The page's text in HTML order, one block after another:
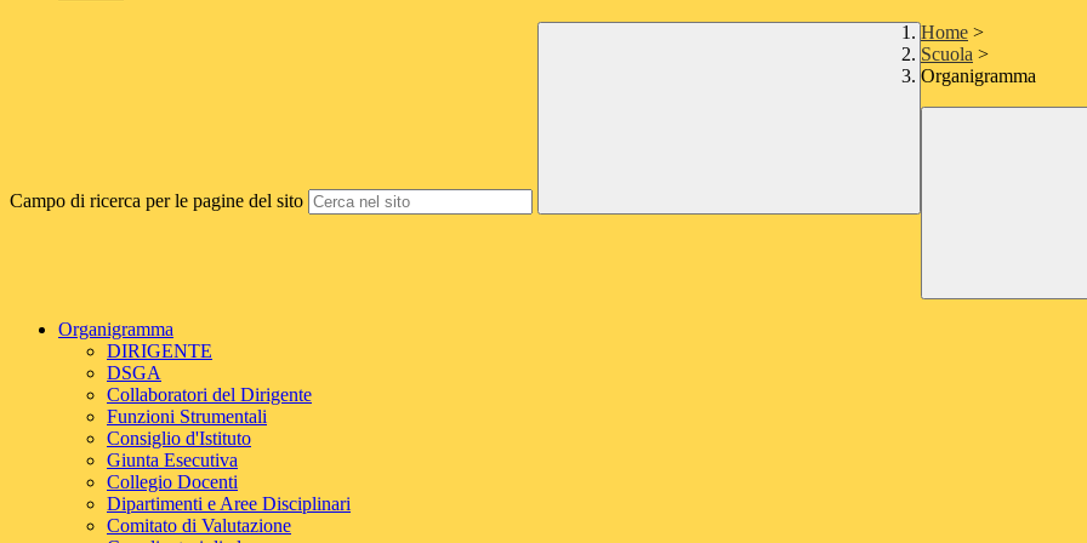
Campo di ricerca per le pagine del sito
Home >
Scuola >
Organigramma
Organigramma
DIRIGENTE
DSGA
Collaboratori del Dirigente
Funzioni Strumentali
Consiglio d'Istituto
Giunta Esecutiva
Collegio Docenti
Dipartimenti e Aree Disciplinari
Comitato di Valutazione